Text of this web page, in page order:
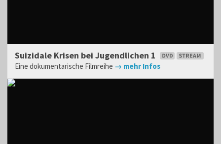
Suizidale Krisen bei Jugendlichen 1
Eine dokumentarische Filmreihe → mehr Infos